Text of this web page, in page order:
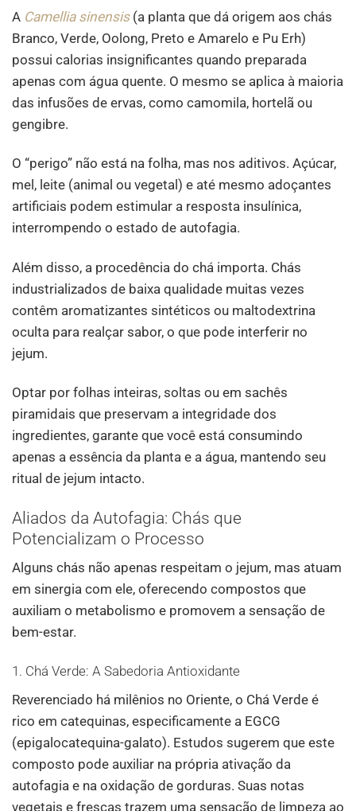
A Camellia sinensis(a planta que dá origem aos chás
Branco, Verde, Oolong, Preto e Amarelo e Pu Erh)
possui calorias insignificantes quando preparada
apenas com água quente. O mesmo se aplica à maioria
das infusões de ervas, como camomila, hortelã ou
gengibre.
O “perigo” não está na folha, mas nos aditivos. Açúcar,
mel, leite (animal ou vegetal) e até mesmo adoçantes
artificiais podem estimular a resposta insulínica,
interrompendo o estado de autofagia.
Além disso, a procedência do chá importa. Chás
industrializados de baixa qualidade muitas vezes
contêm aromatizantes sintéticos ou maltodextrina
oculta para realçar sabor, o que pode interferir no
jejum.
Optar por folhas inteiras, soltas ou em sachês
piramidais que preservam a integridade dos
ingredientes, garante que você está consumindo
apenas a essência da planta e a água, mantendo seu
ritual de jejum intacto.
Aliados da Autofagia: Chás que
Potencializam o Processo
Alguns chás não apenas respeitam o jejum, mas atuam
em sinergia com ele, oferecendo compostos que
auxiliam o metabolismo e promovem a sensação de
bem-estar.
1. Chá Verde: A Sabedoria Antioxidante
Reverenciado há milênios no Oriente, o Chá Verde é
rico em catequinas, especificamente a EGCG
(epigalocatequina-galato). Estudos sugerem que este
composto pode auxiliar na própria ativação da
autofagia e na oxidação de gorduras. Suas notas
vegetais e frescas trazem uma sensação de limpeza ao